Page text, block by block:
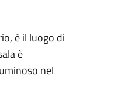
è il luogo di
è
nel